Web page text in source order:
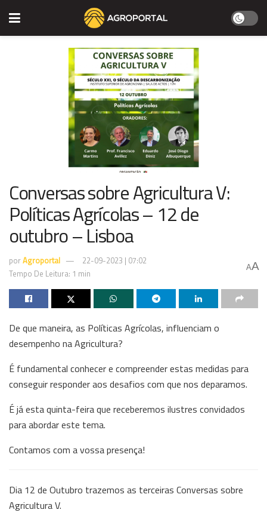
Conversas sobre Agricultura V:
Políticas Agrícolas – 12 de
outubro – Lisboa
porAgroportal
22-09-2023 | 07:02
Tempo De Leitura: 1 min
AA
De que maneira, as Políticas Agrícolas, influenciam o
desempenho na Agricultura?
É fundamental conhecer e compreender estas medidas para
conseguir responder aos desafios com que nos deparamos.
É já esta quinta-feira que receberemos ilustres convidados
para abordar este tema.
Contamos com a vossa presença!
Dia 12 de Outubro trazemos as terceiras Conversas sobre
Agricultura V.